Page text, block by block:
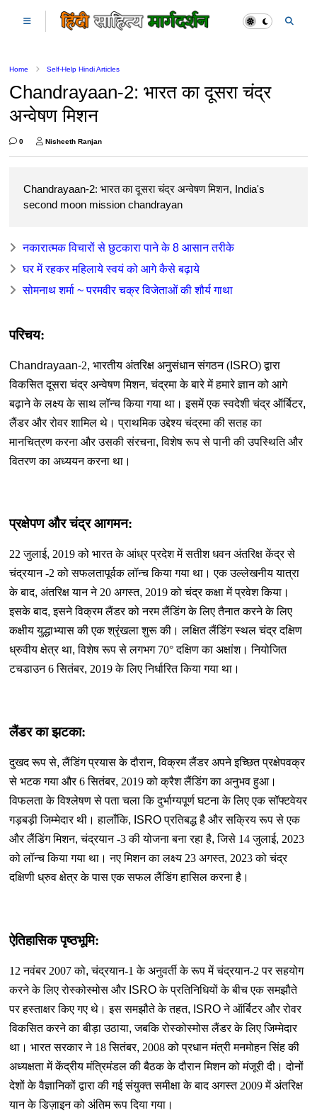
Home Self-Help Hindi Articles
Chandrayaan-2: भारत का दूसरा चंद्र
अन्वेषण मिशन
0 Nisheeth Ranjan
Chandrayaan-2: भारत का दूसरा चंद्र अन्वेषण मिशन, India's
second moon mission chandrayan
नकारात्मक विचारों से छुटकारा पाने के 8 आसान तरीके
घर में रहकर महिलाये स्वयं को आगे कैसे बढ़ाये
सोमनाथ शर्मा ~ परमवीर चक्र विजेताओं की शौर्य गाथा
परिचय:
Chandrayaan-2,भारतीय अंतरिक्ष अनुसंधान संगठन ( ISRO) द्वारा
विकसित दूसरा चंद्र अन्वेषण मिशन,चंद्रमा के बारे में हमारे ज्ञान को आगे
बढ़ाने के लक्ष्य के साथ लॉन्च किया गया था। इसमें एक स्वदेशी चंद्र ऑर्बिटर,
लैंडर और रोवर शामिल थे। प्राथमिक उद्देश्य चंद्रमा की सतह का
मानचित्रण करना और उसकी संरचना,विशेष रूप से पानी की उपस्थिति और
वितरण का अध्ययन करना था।
प्रक्षेपण और चंद्र आगमन:
22 जुलाई,2019 को भारत के आंध्र प्रदेश में सतीश धवन अंतरिक्ष केंद्र से
चंद्रयान -2 को सफलतापूर्वक लॉन्च किया गया था। एक उल्लेखनीय यात्रा
के बाद,अंतरिक्ष यान ने 20 अगस्त,2019 को चंद्र कक्षा में प्रवेश किया।
इसके बाद,इसने विक्रम लैंडर को नरम लैंडिंग के लिए तैनात करने के लिए
कक्षीय युद्धाभ्यास की एक श्रृंखला शुरू की। लक्षित लैंडिंग स्थल चंद्र दक्षिण
ध्रुवीय क्षेत्र था,विशेष रूप से लगभग 70° दक्षिण का अक्षांश। नियोजित
टचडाउन 6 सितंबर,2019 के लिए निर्धारित किया गया था।
लैंडर का झटका:
दुखद रूप से,लैंडिंग प्रयास के दौरान,विक्रम लैंडर अपने इच्छित प्रक्षेपवक्र
से भटक गया और 6 सितंबर, 2019 को क्रैश लैंडिंग का अनुभव हुआ।
विफलता के विश्लेषण से पता चला कि दुर्भाग्यपूर्ण घटना के लिए एक सॉफ्टवेयर
गड़बड़ी जिम्मेदार थी। हालाँकि, ISRO प्रतिबद्ध है और सक्रिय रूप से एक
और लैंडिंग मिशन,चंद्रयान -3 की योजना बना रहा है,जिसे 14 जुलाई, 2023
को लॉन्च किया गया था। नए मिशन का लक्ष्य 23 अगस्त, 2023 को चंद्र
दक्षिणी ध्रुव क्षेत्र के पास एक सफल लैंडिंग हासिल करना है।
ऐतिहासिक पृष्ठभूमि:
12 नवंबर 2007 को,चंद्रयान-1 के अनुवर्ती के रूप में चंद्रयान-2 पर सहयोग
करने के लिए रोस्कोस्मोस और ISRO के प्रतिनिधियों के बीच एक समझौते
पर हस्ताक्षर किए गए थे। इस समझौते के तहत, ISRO ने ऑर्बिटर और रोवर
विकसित करने का बीड़ा उठाया,जबकि रोस्कोस्मोस लैंडर के लिए जिम्मेदार
था। भारत सरकार ने 18 सितंबर, 2008 को प्रधान मंत्री मनमोहन सिंह की
अध्यक्षता में केंद्रीय मंत्रिमंडल की बैठक के दौरान मिशन को मंजूरी दी। दोनों
देशों के वैज्ञानिकों द्वारा की गई संयुक्त समीक्षा के बाद अगस्त 2009 में अंतरिक्ष
यान के डिज़ाइन को अंतिम रूप दिया गया।